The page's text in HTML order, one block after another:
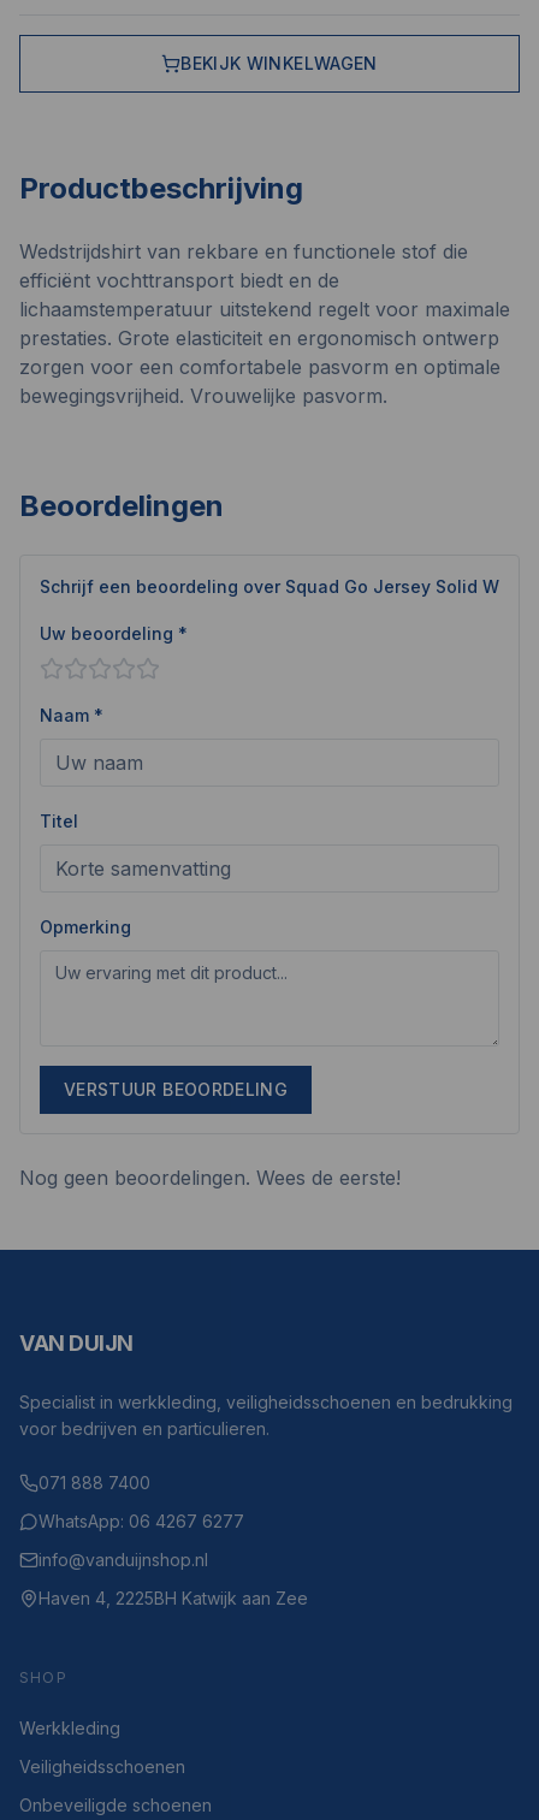
BEKIJK WINKELWAGEN
Productbeschrijving
Wedstrijdshirt van rekbare en functionele stof die
efficiënt vochttransport biedt en de
lichaamstemperatuur uitstekend regelt voor maximale
prestaties. Grote elasticiteit en ergonomisch ontwerp
zorgen voor een comfortabele pasvorm en optimale
bewegingsvrijheid. Vrouwelijke pasvorm.
Beoordelingen
Schrijf een beoordeling over Squad Go Jersey Solid W
Uw beoordeling *
Naam *
Titel
Opmerking
VERSTUUR BEOORDELING
Nog geen beoordelingen. Wees de eerste!
VAN DUIJN
Specialist in werkkleding, veiligheidsschoenen en bedrukking
voor bedrijven en particulieren.
071 888 7400
WhatsApp: 06 4267 6277
info@vanduijnshop.nl
Haven 4, 2225BH Katwijk aan Zee
SHOP
Werkkleding
Veiligheidsschoenen
Onbeveiligde schoenen